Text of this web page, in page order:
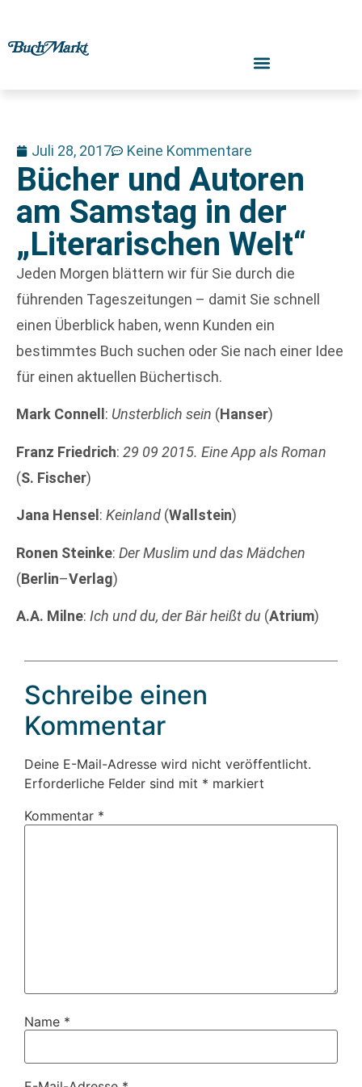
Juli 28, 2017 Keine Kommentare
Bücher und Autoren
am Samstag in der
„Literarischen Welt“
Jeden Morgen blättern wir für Sie durch die
führenden Tageszeitungen – damit Sie schnell
einen Überblick haben, wenn Kunden ein
bestimmtes Buch suchen oder Sie nach einer Idee
für einen aktuellen Büchertisch.
Mark Connell : Unsterblich sein (Hanser)
Franz Friedrich: 29 09 2015. Eine App als Roman
(S. Fischer)
Jana Hensel : Keinland (Wallstein)
Ronen Steinke: Der Muslim und das Mädchen
(Berlin–Verlag)
A.A. Milne: Ich und du, der Bär heißt du (Atrium)
Schreibe einen
Kommentar
Deine E-Mail-Adresse wird nicht veröffentlicht.
Erforderliche Felder sind mit * markiert
Kommentar *
Name *